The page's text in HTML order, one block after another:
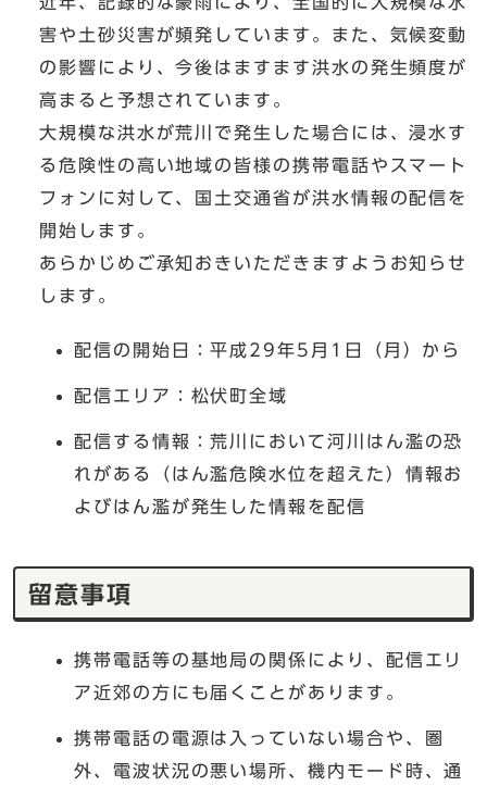
害や土砂災害が頻発しています。また、気候変動
の影響により、今後はますます洪水の発生頻度が
高まると予想されています。
大規模な洪水が荒川で発生した場合には、浸水す
る危険性の高い地域の皆様の携帯電話やスマート
フォンに対して、国土交通省が洪水情報の配信を
開始します。
あらかじめご承知おきいただきますようお知らせ
します。
配信の開始日：平成29年5月1日（月）から
配信エリア：松伏町全域
配信する情報：荒川において河川はん濫の恐
れがある（はん濫危険水位を超えた）情報お
よびはん濫が発生した情報を配信
留意事項
携帯電話等の基地局の関係により、配信エリ
ア近郊の方にも届くことがあります。
携帯電話の電源は入っていない場合や、圏
外、電波状況の悪い場所、機内モード時、通